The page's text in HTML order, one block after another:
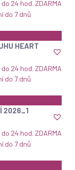
24 hod. ZDARMA
do 7 dnů
HEART
24 hod. ZDARMA
do 7 dnů
2026_1
24 hod. ZDARMA
do 7 dnů